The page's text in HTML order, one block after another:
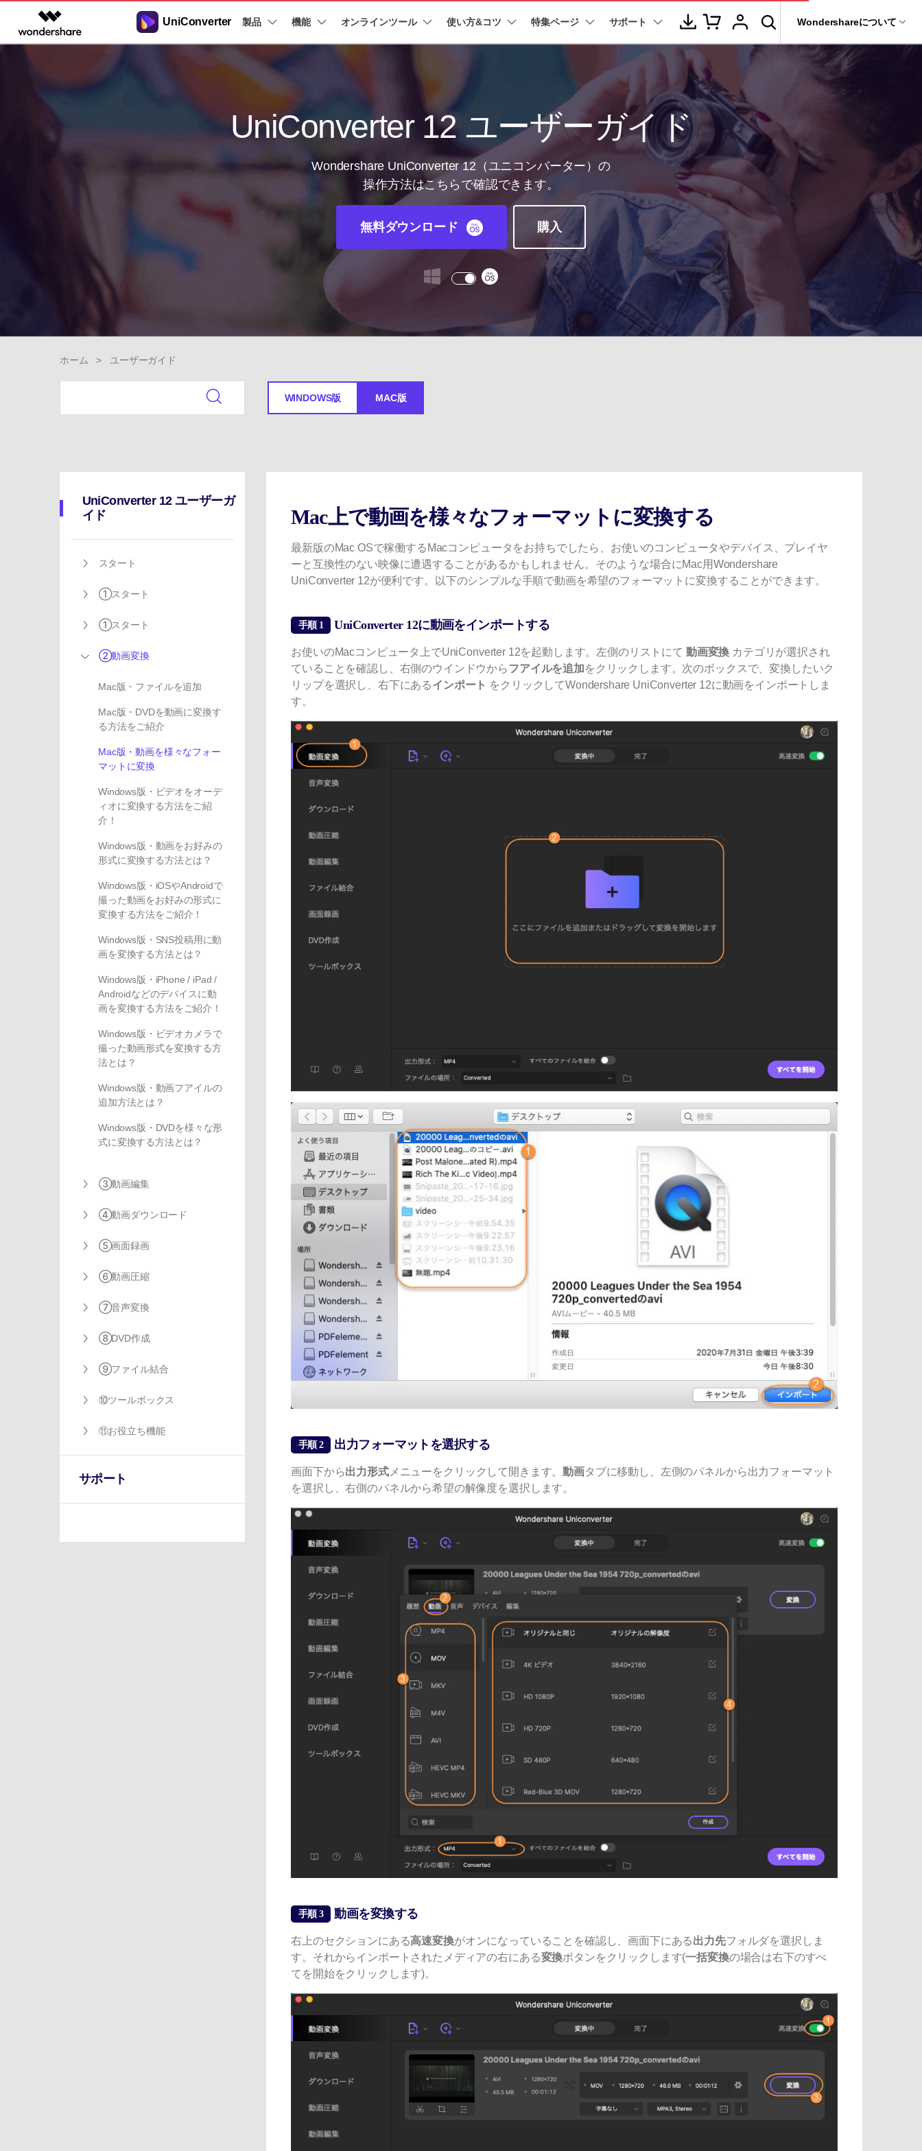
製品
動画編集＆変換
Filmora
AI動画・画像・音楽ジェネレーター
AI動画・画像編集アプリ
作図＆製図
EdrawMax
ベクタードローソフト
PDFelement
PDF編集ソフト
PDFelement Cloud
電子署名とクラウドサービス
HiPDF
PDF編集オンラインツール
ユーティリティ
データ復元・バックアップ
Recoverit
データ復元ソフト
動画・写真・ファイル修復ソフト
スマートフォン管理ソフト
MobileTrans
スマホ間のデータ転送ソフト
FamiSafe
子供の安全を守るアプリ
法人様向けお問い合わせ窓口
パートナープログラム
Wondershareについて
サポートセンター
法人・教育・パートナー
ソリューション
PDF ソリューション
PDFelement EdrawMind
EdrawMax
動画編集＆変換
Filmora
UniConverter
データ復元・転送
Dr.Fone
Recoverit
企業情報
お問い合わせ
プラン＆価格 サポート Wondershareについて
UniConverter 製品
UniConverter Windows版
UniConverter Mac版
機能
New
様々なデバイス用に高速変換
AI 画像補正 >
テキスト読み上げ > シーン検出 >
ハイライト自動検出
>
透かし編集 >
ボーカルリムーバー
>
ボイスチェンジャー
音声/動画
動画・音声変換 > プレーヤー >
動画・音声圧縮 > 動画・音声結合 >
動画・音声編集 > 音声をテキストに >
その他の機能 > 録画・録音 >
DVD・CD作成 >
オンラインツール
オンライン動画圧縮ツール
動画・画像の無料圧縮
オンライン動画変換ツール
動画・音声・画像の無料変換
使い方&コツ
操作ガイド
Windowsユーザー向け
動画関連のコツ
動画・音楽変換
動画ダウンロード
動画圧縮
もっと見る >>
特集ページ
動画変換
多機能ビデオ処理ソフト
教育現場で活用
YouTube関連
活用シーン
サポート
サポートセンター バージョン履歴
UniConverter 12 ユーザーガイド
Wondershare UniConverter 12（ユニコンバーター）の
操作方法はこちらで確認できます。
無料ダウンロード 購入
ホーム > ユーザーガイド
WINDOWS版 MAC版
UniConverter 12 ユーザーガ
イド
スタート
①スタート
①スタート
②動画変換
Mac版・ファイルを追加
Mac版・DVDを動画に変換す
る方法をご紹介
Mac版・動画を様々なフォー
マットに変換
Windows版・ビデオをオーデ
ィオに変換する方法をご紹
介！
Windows版・動画をお好みの
形式に変換する方法とは？
Windows版・iOSやAndroidで
撮った動画をお好みの形式に
変換する方法をご紹介！
Windows版・SNS投稿用に動
画を変換する方法とは？
Windows版・iPhone / iPad /
Androidなどのデバイスに動
画を変換する方法をご紹介！
Windows版・ビデオカメラで
撮った動画形式を変換する方
法とは？
Windows版・動画フアイルの
追加方法とは？
Windows版・DVDを様々な形
式に変換する方法とは？
③動画編集
④動画ダウンロード
⑤画面録画
⑥動画圧縮
⑦音声変換
⑧DVD作成
⑨ファイル結合
⑩ツールボックス
⑪お役立ち機能
サポート
Mac上で動画を様々なフォーマットに変換する
最新版のMac OSで稼働するMacコンピュータをお持ちでしたら、お使いのコンピュータやデバイス、プレイヤ
ーと互換性のない映像に遭遇することがあるかもしれません。そのような場合にMac用Wondershare
UniConverter 12が便利です。以下のシンプルな手順で動画を希望のフォーマットに変換することができます。
手順 1 UniConverter 12に動画をインポートする
お使いのMacコンピュータ上でUniConverter 12を起動します。左側のリストにて 動画変換 カテゴリが選択され
ていることを確認し、右側のウインドウからフアイルを追加をクリックします。次のボックスで、変換したいク
リップを選択し、右下にあるインポート をクリックしてWondershare UniConverter 12に動画をインポートしま
す。
手順 2 出力フォーマットを選択する
画面下から出力形式メニューをクリックして開きます。動画タブに移動し、左側のパネルから出力フォーマット
を選択し、右側のパネルから希望の解像度を選択します。
手順 3 動画を変換する
右上のセクションにある高速変換がオンになっていることを確認し、画面下にある出力先フォルダを選択しま
す。それからインポートされたメディアの右にある変換ボタンをクリックします(一括変換の場合は右下のすべ
てを開始をクリックします)。